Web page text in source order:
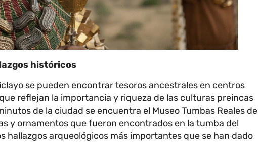
históricos
se pueden encontrar tesoros ancestrales en centros
reflejan la importancia y riqueza de las culturas preincas
de la ciudad se encuentra el Museo Tumbas Reales de
y ornamentos que fueron encontrados en la tumba del
hallazgos arqueológicos más importantes que se han dado